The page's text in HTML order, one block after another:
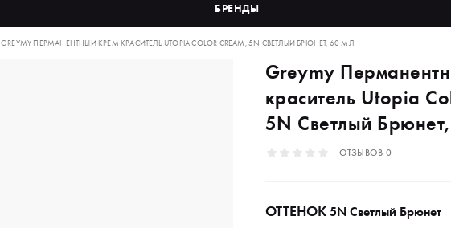
БРЕНДЫ
GREYMY ПЕРМАНЕНТНЫЙ КРЕМ КРАСИТЕЛЬ UTOPIA COLOR CREAM, 5N СВЕТЛЫЙ БРЮНЕТ, 60 МЛ
Greymy
краситель Utopia
5N Светлый
ОТЗЫВОВ 0
ОТТЕНОК5N Светлый Брюнет